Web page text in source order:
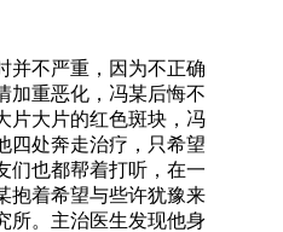
并不严重，因为不正确
加重恶化，冯某后悔不
片大片的红色斑块，冯
四处奔走治疗，只希望
们也都帮着打听，在一
抱着希望与些许犹豫来
所。主治医生发现他身